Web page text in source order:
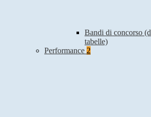
Bandi di concorso
tabelle)
Performance 2